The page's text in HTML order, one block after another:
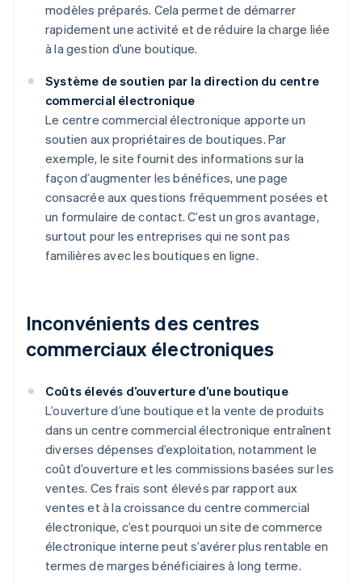
modèles préparés. Cela permet de démarrer
rapidement une activité et de réduire la charge liée
à la gestion d’une boutique.
Système de soutien par la direction du centre
commercial électronique
Le centre commercial électronique apporte un
soutien aux propriétaires de boutiques. Par
exemple, le site fournit des informations sur la
façon d’augmenter les bénéfices, une page
consacrée aux questions fréquemment posées et
un formulaire de contact. C’est un gros avantage,
surtout pour les entreprises qui ne sont pas
familières avec les boutiques en ligne.
Inconvénients des centres
commerciaux électroniques
Coûts élevés d’ouverture d’une boutique
L’ouverture d’une boutique et la vente de produits
dans un centre commercial électronique entraînent
diverses dépenses d’exploitation, notamment le
coût d’ouverture et les commissions basées sur les
ventes. Ces frais sont élevés par rapport aux
ventes et à la croissance du centre commercial
électronique, c’est pourquoi un site de commerce
électronique interne peut s’avérer plus rentable en
termes de marges bénéficiaires à long terme.